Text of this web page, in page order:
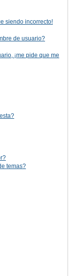
siendo incorrecto!
de usuario?
¡me pide que me
temas?